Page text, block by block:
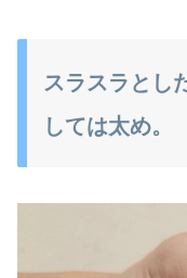
スラスラとし
しては太め。